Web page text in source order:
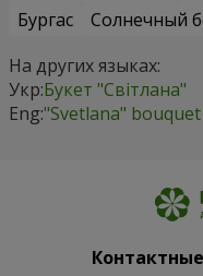
Бургас
Солнечный
На других языках:
Укр:Букет "Світлана"
Eng:"Svetlana" bouquet